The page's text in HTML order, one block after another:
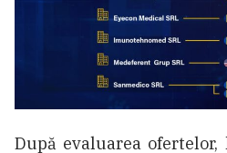
După evaluarea